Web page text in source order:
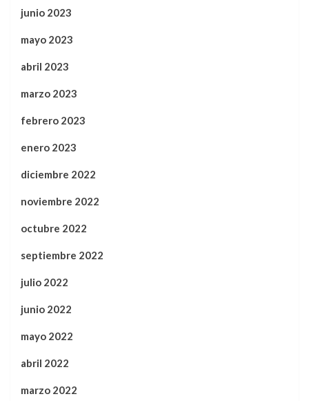
junio 2023
mayo 2023
abril 2023
marzo 2023
febrero 2023
enero 2023
diciembre 2022
noviembre 2022
octubre 2022
septiembre 2022
julio 2022
junio 2022
mayo 2022
abril 2022
marzo 2022